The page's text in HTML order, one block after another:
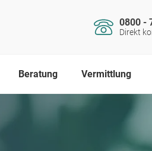
0800 -
Direkt
Beratung Vermittlung